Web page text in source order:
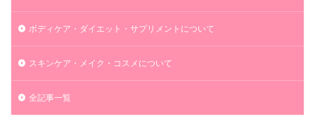
ボディケア・ダイエット・サプリメントについて
スキンケア・メイク・コスメについて
全記事一覧